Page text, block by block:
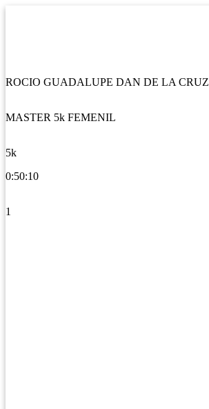
ROCIO GUADALUPE DAN DE LA CRUZ
MASTER 5k FEMENIL
5k
0:50:10
1